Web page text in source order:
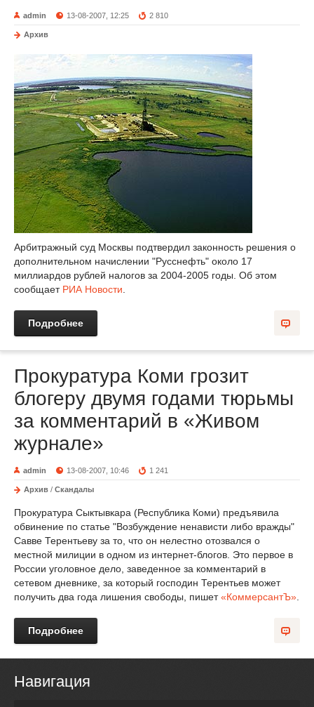
admin 13-08-2007, 12:25 2 810
Архив
Арбитражный суд Москвы подтвердил законность решения о
дополнительном начислении "Русснефть" около 17
миллиардов рублей налогов за 2004-2005 годы. Об этом
сообщает РИА Новости
Подробнее
Прокуратура Коми грозит
блогеру двумя годами тюрьмы
за комментарий в «Живом
журнале»
admin 13-08-2007, 10:46 1 241
Архив / Скандалы
Прокуратура Сыктывкара (Республика Коми) предъявила
обвинение по статье "Возбуждение ненависти либо вражды"
Савве Терентьеву за то, что он нелестно отозвался о
местной милиции в одном из интернет-блогов. Это первое в
России уголовное дело, заведенное за комментарий в
сетевом дневнике, за который господин Терентьев может
получить два года лишения свободы, пишет«КоммерсантЪ»
Подробнее
Навигация